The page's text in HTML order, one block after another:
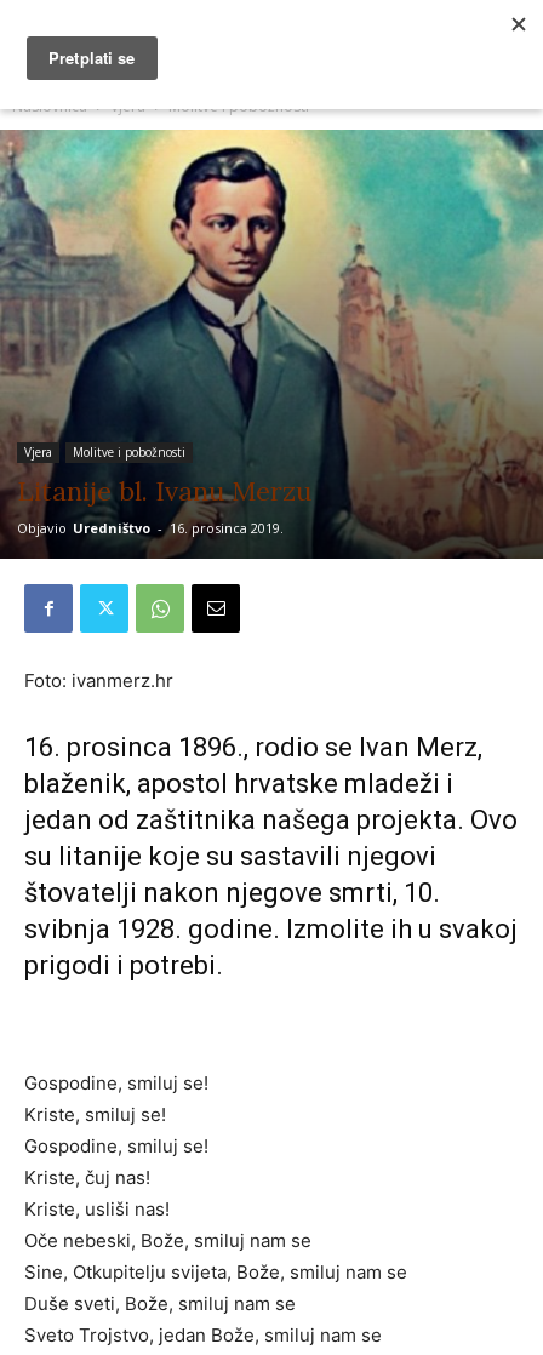
MUŽEVNI BUDITE
Naslovnica Vjera Molitve i pobožnosti
Vjera Molitve i pobožnosti
Litanije bl. Ivanu Merzu
Objavio Uredništvo - 16. prosinca 2019.
Foto: ivanmerz.hr
16. prosinca 1896., rodio se Ivan Merz,
blaženik, apostol hrvatske mladeži i
jedan od zaštitnika našega projekta. Ovo
su litanije koje su sastavili njegovi
štovatelji nakon njegove smrti, 10.
svibnja 1928. godine. Izmolite ih u svakoj
prigodi i potrebi.
Gospodine, smiluj se!
Kriste, smiluj se!
Gospodine, smiluj se!
Kriste, čuj nas!
Kriste, usliši nas!
Oče nebeski, Bože, smiluj nam se
Sine, Otkupitelju svijeta, Bože, smiluj nam se
Duše sveti, Bože, smiluj nam se
Sveto Trojstvo, jedan Bože, smiluj nam se